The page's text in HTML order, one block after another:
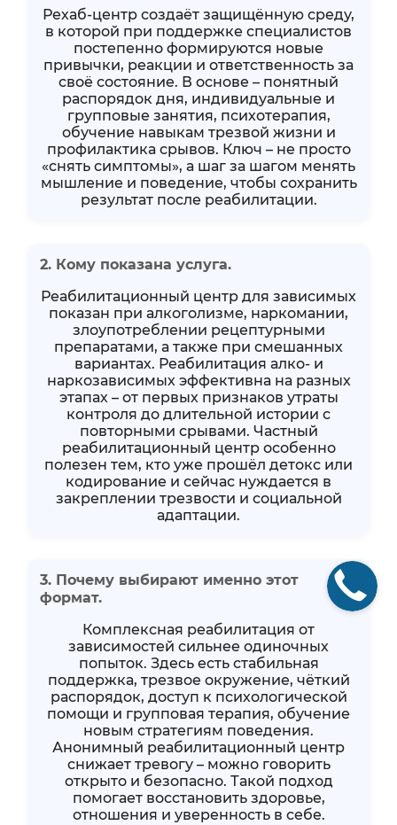
Рехаб-центр создаёт защищённую среду,
в которой при поддержке специалистов
постепенно формируются новые
привычки, реакции и ответственность за
своё состояние. В основе – понятный
распорядок дня, индивидуальные и
групповые занятия, психотерапия,
обучение навыкам трезвой жизни и
профилактика срывов. Ключ – не просто
«снять симптомы», а шаг за шагом менять
мышление и поведение, чтобы сохранить
результат после реабилитации.
2. Кому показана услуга.
Реабилитационный центр для зависимых
показан при алкоголизме, наркомании,
злоупотреблении рецептурными
препаратами, а также при смешанных
вариантах. Реабилитация алко- и
наркозависимых эффективна на разных
этапах – от первых признаков утраты
контроля до длительной истории с
повторными срывами. Частный
реабилитационный центр особенно
полезен тем, кто уже прошёл детокс или
кодирование и сейчас нуждается в
закреплении трезвости и социальной
адаптации.
3. Почему выбирают именно этот
формат.
Комплексная реабилитация от
зависимостей сильнее одиночных
попыток. Здесь есть стабильная
поддержка, трезвое окружение, чёткий
распорядок, доступ к психологической
помощи и групповая терапия, обучение
новым стратегиям поведения.
Анонимный реабилитационный центр
снижает тревогу – можно говорить
открыто и безопасно. Такой подход
помогает восстановить здоровье,
отношения и уверенность в себе.